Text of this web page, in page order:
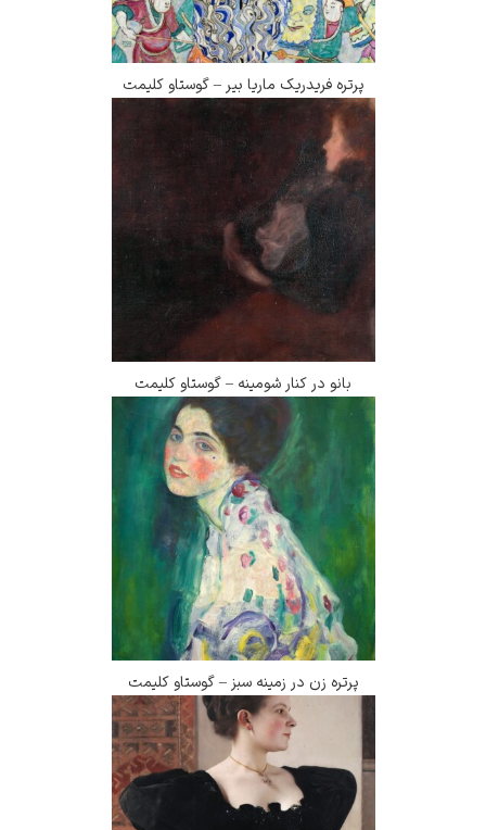
پرتره فریدریک ماریا بیر – گوستاو کلیمت
بانو در کنار شومینه – گوستاو کلیمت
پرتره زن در زمینه سبز – گوستاو کلیمت